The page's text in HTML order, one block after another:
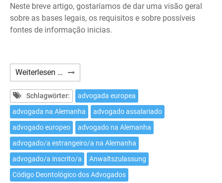
Neste breve artigo, gostaríamos de dar uma visão geral
sobre as bases legais, os requisitos e sobre possíveis
fontes de informação inicias.
Weiterlesen … Como
exercer
a
advocacia
na
Alemanha
como
advogado/a
estrangeiro/a?
Schlagwörter:
advogada europea
advogada na Alemanha
advogado assalariado
advogado europeo
advogado na Alemanha
advogado/a estrangeiro/a na Alemanha
advogado/a inscrito/a
Anwaltszulassung
Código Deontológico dos Advogados